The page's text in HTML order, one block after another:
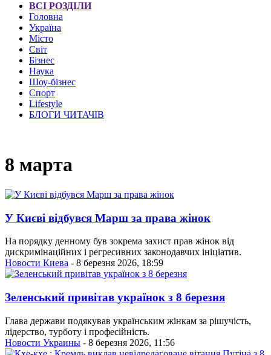
ВСІ РОЗДІЛИ
Головна
Україна
Місто
Світ
Бізнес
Наука
Шоу-бізнес
Спорт
Lifestyle
БЛОГИ ЧИТАЧІВ
8 марта
У Києві відбувся Марш за права жінок
На порядку денному був зокрема захист прав жінок від
дискримінаційних і регресивних законодавчих ініціатив.
Новости Киева - 8 березня 2026, 18:59
Зеленський привітав українок з 8 березня
Глава держави подякував українським жінкам за рішучість,
лідерство, турботу і професійність.
Новости Украины - 8 березня 2026, 11:56